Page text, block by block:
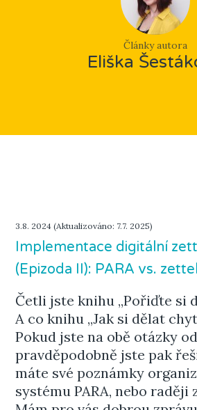
Články autora
Eliška
3.8. 2024 (Aktualizováno: 7.7. 2025)
Implementace digitální
(Epizoda II): PARA vs.
Četli jste knihu „Pořiďte si
A co knihu „Jak si dělat
Pokud jste na obě otázky
pravděpodobně jste pak
máte své poznámky
systému PARA, nebo raději